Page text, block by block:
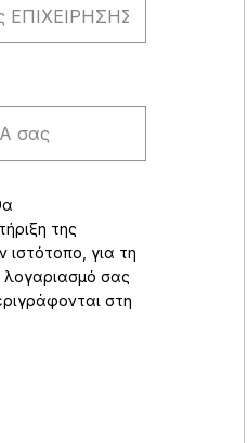
της
ιστότοπο, για τη
λογαριασμό σας
στη